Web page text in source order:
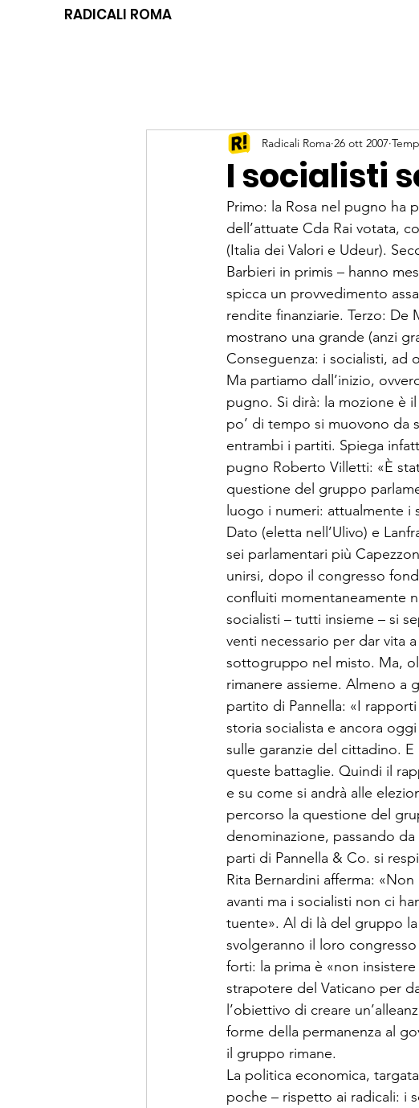
RADICALI ROMA
I socialisti
Radicali Roma 26 ott 2007
Primo: la Rosa nel pugno ha
dell’attuate Cda Rai votata,
(Italia dei Valori e Udeur).
Bar­bieri in primis – hanno
spicca un provvedimento
rendite finanziarie. Terzo: De
mostrano una grande (anzi
Conseguenza: i socialisti, ad
Ma partiamo dall’inizio,
pugno. Si dirà: la mozione è
po’ di tempo si muovono da
entrambi i partiti. Spiega
pugno Roberto Villetti: «È
questione del gruppo
luogo i numeri: attualmente i
Dato (eletta nell’Ulivo) e
sei parlamentari più
unirsi, dopo il congresso
confluiti momentaneamente
socialisti – tutti insieme – si
venti necessario per dar vita
sottogruppo nel misto. Ma,
rimanere assie­me. Almeno
par­tito di Pannella: «I
storia socialista e ancora
sulle garanzie del cittadino.
queste battaglie. Quindi il
e su co­me si andrà alle
percorso la questione del
denominazione, passando
parti di Pannella & Co. si
Rita Bernardini affer­ma:
avanti ma i socialisti non ci
tuente». Al di là del gruppo
svolgeranno il loro
forti: la prima è «non
strapotere del Vatica­no per
l’obiettivo di creare
forme della permanenza al
il gruppo rimane.
La politica economica,
poche – rispetto ai radica­li: i